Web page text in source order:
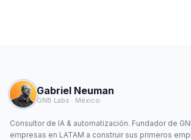
Gabriel Neuman
GNB Labs · México
Consultor de IA & automatización. Fundador de
empresas en LATAM a construir sus primeros